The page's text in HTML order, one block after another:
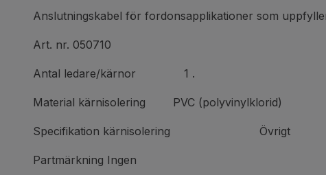
Anslutningskabel för fordonsapplikationer som
Art. nr. 050710
Antal ledare/kärnor 1 .
Material kärnisolering PVC (polyvinylklorid)
Specifikation kärnisolering Övrigt
Partmärkning Ingen